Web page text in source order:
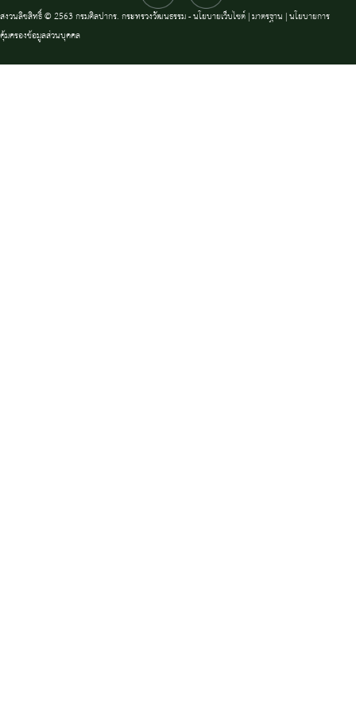
สงวนลิขสิทธิ์ © 2563 กรมศิลปากร. กระทรวงวัฒนธรรม -นโยบายเว็บไซต์|มาตรฐาน |นโยบายการ
คุ้มครองข้อมูลส่วนบุคคล